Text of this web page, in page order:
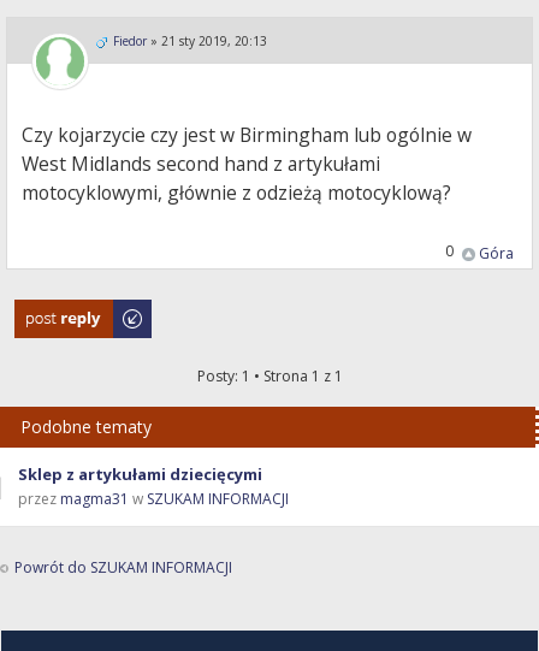
Fiedor» 21 sty 2019, 20:13
Czy kojarzycie czy jest w Birmingham lub ogólnie w
West Midlands second hand z artykułami
motocyklowymi, głównie z odzieżą motocyklową?
Góra
0
Odpowiedz
Posty: 1 • Strona 1 z 1
Podobne tematy
Sklep z artykułami dziecięcymi
przez magma31 w SZUKAM INFORMACJI
Powrót do SZUKAM INFORMACJI